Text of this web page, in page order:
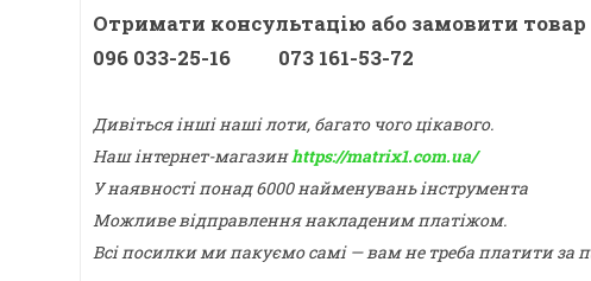
Отримати консультацію або замовити
096 033-25-16 073 161-53-72
Дивіться інші наші лоти, багато чого цікавого.
Наш інтернет-магазинhttps://matrix1.com.ua/
У наявності понад 6000 найменувань інструмента
Можливе відправлення накладеним платіжом.
Всі посилки ми пакуємо самі — вам не треба платити за